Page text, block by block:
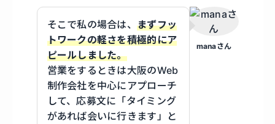
manaさん
そこで私の場合は、まずフッ
トワークの軽さを積極的にア
ピールしました。
営業をするときは大阪のWeb
制作会社を中心にアプローチ
して、応募文に「タイミング
があれば会いに行きます」と